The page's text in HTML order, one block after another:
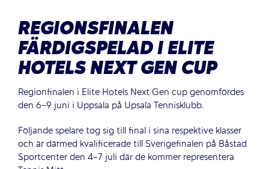
REGIONSFINALEN
FÄRDIGSPELAD I ELITE
HOTELS NEXT GEN CUP
Regionfinalen i Elite Hotels Next Gen cup genomfördes
den 6-9 juni i Uppsala på Upsala Tennisklubb.
Följande spelare tog sig till final i sina respektive klasser
och är därmed kvalificerade till Sverigefinalen på Båstad
Sportcenter den 4-7 juli där de kommer representera